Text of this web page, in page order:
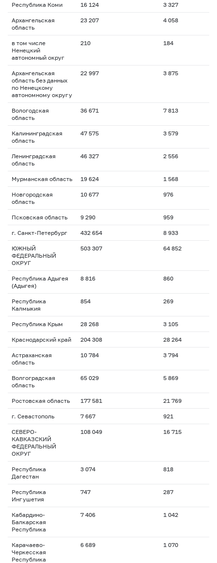
Республика Коми 16 124 3 327
Архангельская
область
23 207 4 058
в том числе
Ненецкий
автономный округ
210 184
Архангельская
область без данных
по Ненецкому
автономному округу
22 997 3 875
Вологодская
область
36 671 7 813
Калининградская
область
47 575 3 579
Ленинградская
область
46 327 2 556
Мурманская область 19 624 1 568
Новгородская
область
10 677 976
Псковская область 9 290 959
г. Санкт-Петербург 432 654 8 933
ЮЖНЫЙ
ФЕДЕРАЛЬНЫЙ
ОКРУГ
503 307 64 852
Республика Адыгея
(Адыгея)
8 816 860
Республика
Калмыкия
854 269
Республика Крым 28 268 3 105
Краснодарский край 204 308 28 264
Астраханская
область
10 784 3 794
Волгоградская
область
65 029 5 869
Ростовская область 177 581 21 769
г. Севастополь 7 667 921
СЕВЕРО-
КАВКАЗСКИЙ
ФЕДЕРАЛЬНЫЙ
ОКРУГ
108 049 16 715
Республика
Дагестан
3 074 818
Республика
Ингушетия
747 287
Кабардино-
Балкарская
Республика
7 406 1 042
Карачаево-
Черкесская
Республика
6 689 1 070